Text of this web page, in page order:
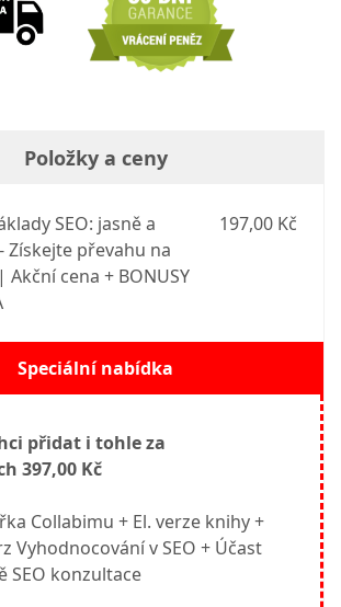
Položky a ceny
SEO: jasně a
Získejte převahu na
cena + BONUSY
197,00 Kč
Speciální nabídka
přidat i tohle za
397,00 Kč
Collabimu + El. verze knihy +
Vyhodnocování v SEO + Účast
SEO konzultace